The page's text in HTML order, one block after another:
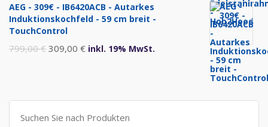
war:
999,00 €
ist:
AEG - 309€ - IB6420ACB - Autarkes
Induktionskochfeld - 59 cm breit -
TouchControl
799,00€ Ursprünglicher
799,00 €
309,00 €Aktueller
309,00 €.
inkl. 19% MwSt.
Suche
nach: